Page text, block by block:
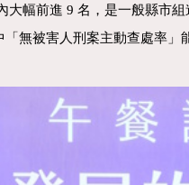
幅前進 9 名，是一般縣市組
無被害人刑案主動查處率